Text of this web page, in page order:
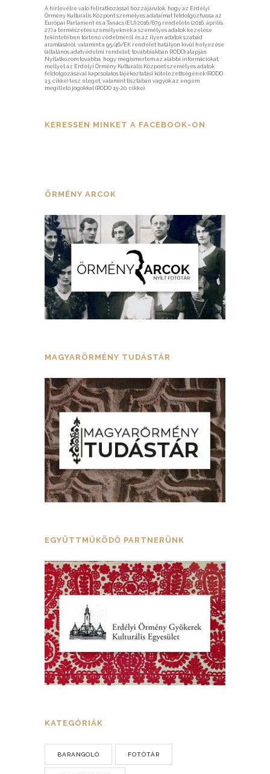
A hírlevélre való feliratkozással hozzájárulok, hogy az Erdélyi
Örmény Kulturális Központ személyes adataimat feldolgozhassa az
Európai Parlament és a Tanács (EU) 2016/679 rendelete (2016. április
27.) a természetes személyeknek a személyes adatok kezelése
tekintetében történő védelméről és az ilyen adatok szabad
áramlásáról, valamint a 95/46/EK rendelet hatályon kívül helyezése
(általános adatvédelmi rendelet, továbbiakban RODO) alapján.
Nyilatkozom továbbá, hogy megismertem az alábbi információkat,
mellyel az Erdélyi Örmény Kulturális Központ személyes adatok
feldolgozásával kapcsolatos tájékoztatási kötelezettségének (RODO
13. cikke) tesz eleget, valamint tisztában vagyok az engem
megillető jogokkal (RODO 15-20. cikke).
KERESSEN MINKET A FACEBOOK-ON
ÖRMÉNY ARCOK
MAGYARÖRMÉNY TUDÁSTÁR
EGYÜTTMŰKÖDŐ PARTNERÜNK
KATEGÓRIÁK
BARANGOLÓ FOTÓTÁR